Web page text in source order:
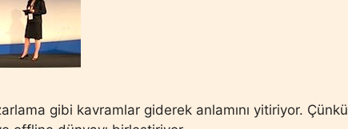
gibi kavramlar giderek anlamını yitiriyor. Çünkü